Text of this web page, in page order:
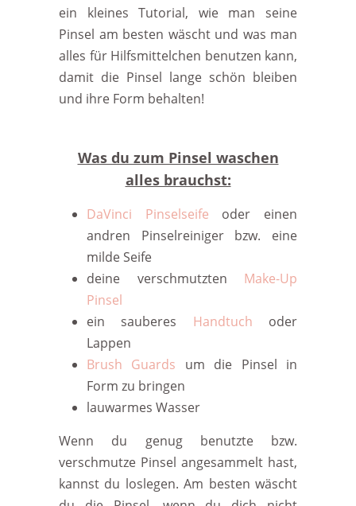
ein kleines Tutorial, wie man seine
Pinsel am besten wäscht und was man
alles für Hilfsmittelchen benutzen kann,
damit die Pinsel lange schön bleiben
und ihre Form behalten!
Was du zum Pinsel waschen
alles brauchst:
DaVinci Pinselseife oder einen
andren Pinselreiniger bzw. eine
milde Seife
deine verschmutzten Make-Up
Pinsel
ein sauberes Handtuch oder
Lappen
Brush Guards um die Pinsel in
Form zu bringen
lauwarmes Wasser
Wenn du genug benutzte bzw.
verschmutze Pinsel angesammelt hast,
kannst du loslegen. Am besten wäscht